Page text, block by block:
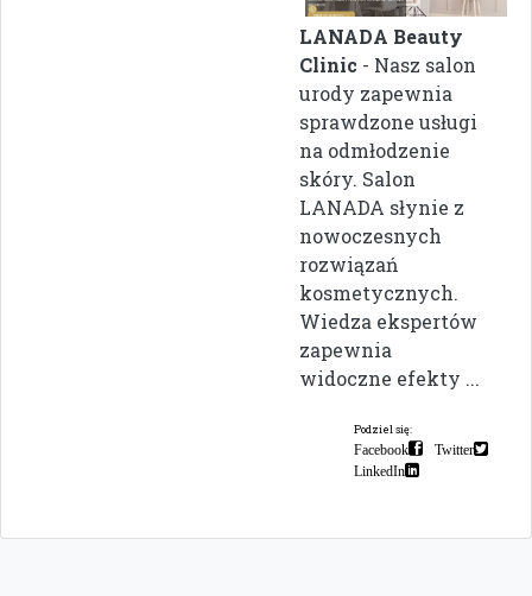
LANADA Beauty
Clinic - Nasz salon
urody zapewnia
sprawdzone usługi
na odmłodzenie
skóry. Salon
LANADA słynie z
nowoczesnych
rozwiązań
kosmetycznych.
Wiedza ekspertów
zapewnia
widoczne efekty ...
Podziel się:
Facebook
Twitter
LinkedIn